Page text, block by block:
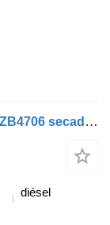
Knorr-Bremse XF105 (01.05-) K014682 ZB4706 secador de aire para DAF XF95, XF105 (2001-2014) cabeza tractora
diésel